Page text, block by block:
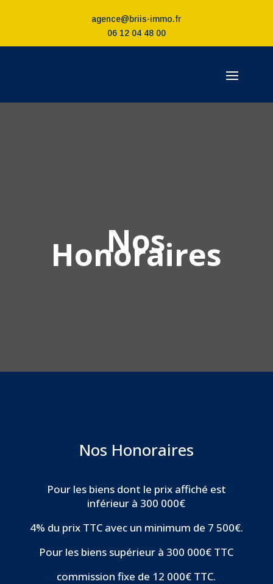
agence@briis-immo.fr
06 12 04 48 00
Nos
Honoraires
Nos Honoraires
Pour les biens dont le prix affiché est
inférieur à 300 000€
4% du prix TTC avec un minimum de 7 500€.
Pour les biens supérieur à 300 000€ TTC
commission fixe de 12 000€ TTC.